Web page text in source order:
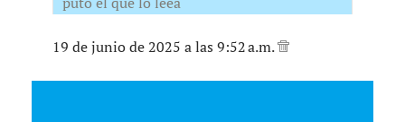
19 de junio de 2025 a las 9:52 a.m.